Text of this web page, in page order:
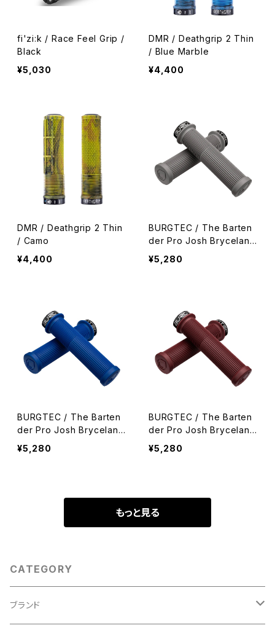
fi'zi:k / Race Feel Grip /
Black
¥5,030
DMR / Deathgrip 2 Thin
/ Blue Marble
¥4,400
DMR / Deathgrip 2 Thin
/ Camo
¥4,400
BURGTEC / The Barten
der Pro Josh Bryceland
Signature Edition Grip /
Gritstone
¥5,280
BURGTEC / The Barten
der Pro Josh Bryceland
Signature Edition Grip /
Blue
¥5,280
BURGTEC / The Barten
der Pro Josh Bryceland
Signature Edition Grip /
Cobra Blood
¥5,280
もっと見る
CATEGORY
ブランド